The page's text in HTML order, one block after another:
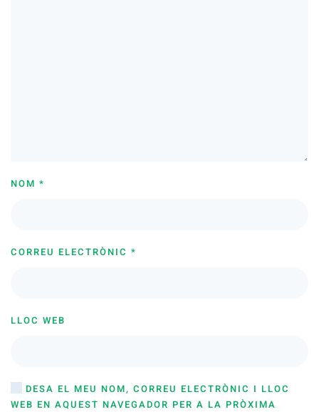
NOM *
CORREU ELECTRÒNIC *
LLOC WEB
DESA EL MEU NOM, CORREU ELECTRÒNIC I LLOC
WEB EN AQUEST NAVEGADOR PER A LA PRÒXIMA